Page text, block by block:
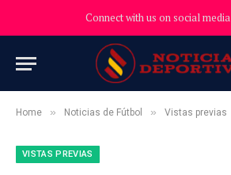
Connect with us on social media
Home » Noticias de Fútbol » Vistas previas
VISTAS PREVIAS